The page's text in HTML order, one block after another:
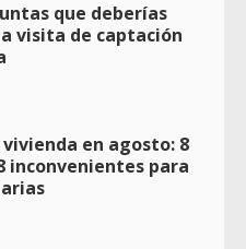
que deberías
visita de captación
en agosto: 8
inconvenientes para